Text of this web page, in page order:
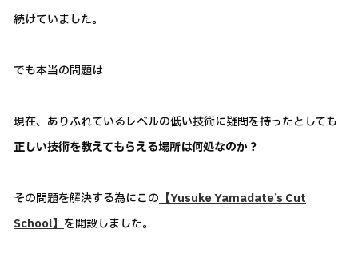
続けていました。
でも本当の問題は
現在、ありふれているレベルの低い技術に疑問を持ったとしても
正しい技術を教えてもらえる場所は何処なのか？
その問題を解決する為にこの 【Yusuke Yamadate’s Cut
School】 を開設しました。